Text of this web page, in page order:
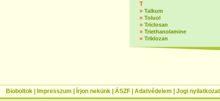
T
» Talkum
» Toluol
» Triclosan
» Triethanolamine
» Triklozan
Bioboltok Impresszum Írjon nekünk ÁSZF Adatvédelem Jogi nyilatkozat